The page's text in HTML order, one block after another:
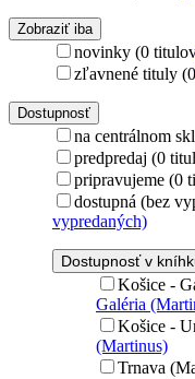
Zobraziť iba
novinky (0
zľavnené tituly
Dostupnosť
na centrálnom
predpredaj (0
pripravujeme (0
dostupná (bez
vypredaných)
Dostupnosť v
Košice -
Galéria
Košice -
(Martinus)
Trnava